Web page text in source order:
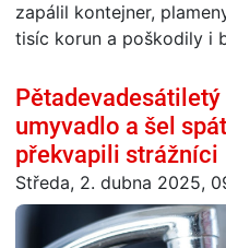
zapálil kontejner,
tisíc korun a poškodily i
umyvadlo a šel
překvapili strážníci
Středa, 2. dubna 2025,